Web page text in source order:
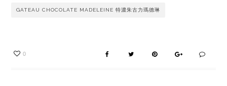
GATEAU CHOCOLATE MADELEINE 特濃朱古力瑪德琳
0